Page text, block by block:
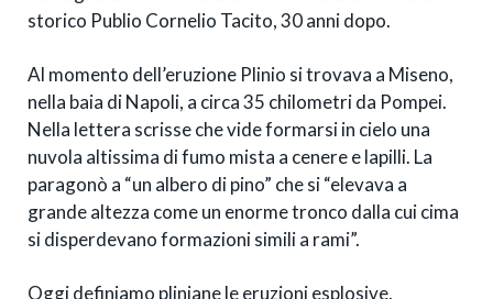
storico Publio Cornelio Tacito, 30 anni dopo.
Al momento dell’eruzione Plinio si trovava a Miseno,
nella baia di Napoli, a circa 35 chilometri da Pompei.
Nella lettera scrisse che vide formarsi in cielo una
nuvola altissima di fumo mista a cenere e lapilli. La
paragonò a “un albero di pino” che si “elevava a
grande altezza come un enorme tronco dalla cui cima
si disperdevano formazioni simili a rami”.
Oggi definiamo pliniane le eruzioni esplosive,